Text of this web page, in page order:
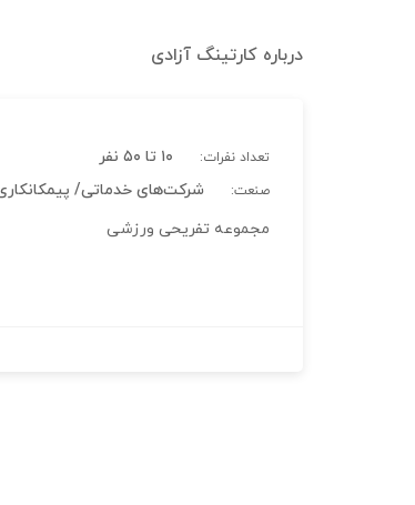
درباره کارتینگ آزادی
تعداد نفرات: ۱۰ تا ۵۰ نفر
صنعت:
شرکت‌های خدماتی/
مجموعه تفریحی ورزشی